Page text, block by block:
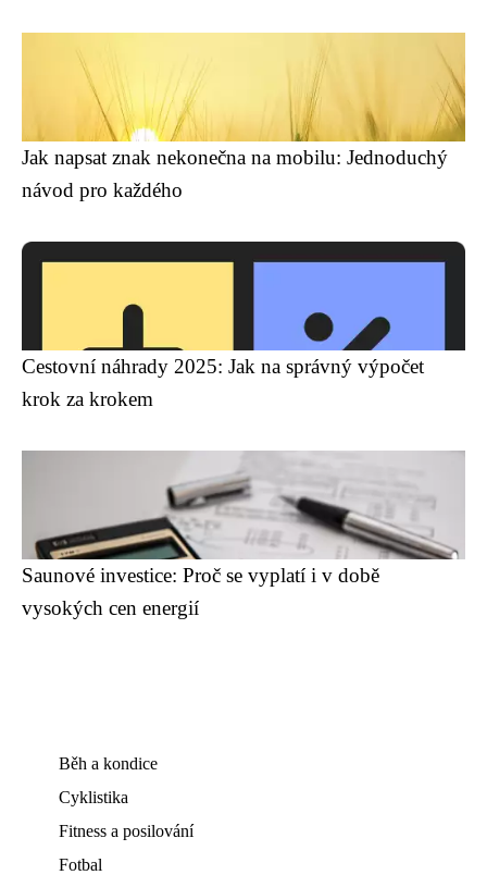
Jak napsat znak nekonečna na mobilu: Jednoduchý
návod pro každého
Cestovní náhrady 2025: Jak na správný výpočet
krok za krokem
Saunové investice: Proč se vyplatí i v době
vysokých cen energií
Běh a kondice
Cyklistika
Fitness a posilování
Fotbal